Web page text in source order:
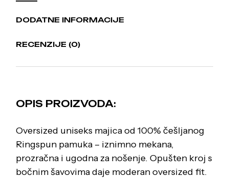
DODATNE INFORMACIJE
RECENZIJE (0)
OPIS PROIZVODA:
Oversized uniseks majica od 100% češljanog
Ringspun pamuka – iznimno mekana,
prozračna i ugodna za nošenje. Opušten kroj s
bočnim šavovima daje moderan oversized fit.